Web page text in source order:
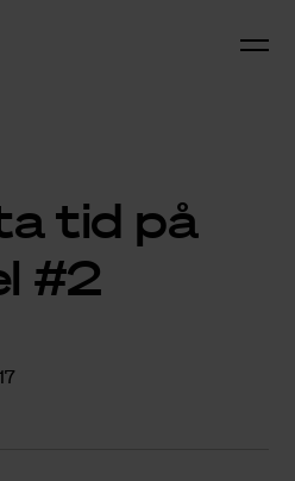
tid på
#2